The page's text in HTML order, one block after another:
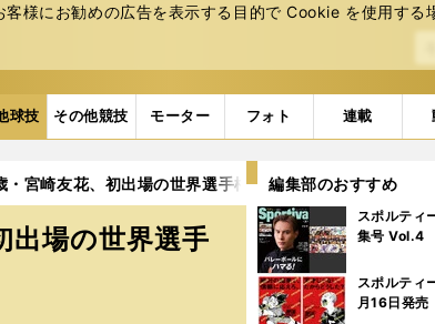
様にお勧めの広告を表⽰する⽬的で Cookie を使⽤する
球技 その他競技 モーター フォト 連載
・宮崎友花、初出場の世界選手権で16強敗退に「終わり方
出場の世界選手
編集部のおすすめ
スポルティ
集号 Vol.4
スポルテ
月16日発売